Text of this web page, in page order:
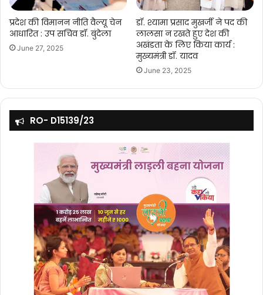
प्रदेश की विमानन नीति वैल्यू चेन
आधारित : उप सचिव डॉ. बुंदेला
June 27, 2025
डॉ. श्यामा प्रसाद मुखर्जी ने पद की
लालसा न रखते हुए देश की
अखंडता के लिए किया कार्य :
मुख्यमंत्री डॉ. यादव
June 23, 2025
RO- D15139/23